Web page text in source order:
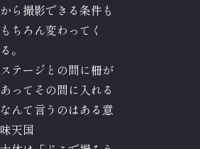
から撮影できる条件も
もちろん変わってく
る。
ステージとの間に柵が
あってその間に入れる
なんて言うのはある意
味天国